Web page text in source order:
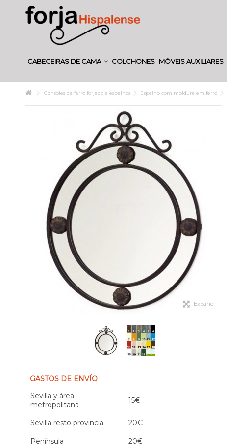
CABECEIRAS DE CAMA COLCHONES MÓVEIS AUXILIARES
Consoles de ferro forjado e espelhos Espelho com moldura em ferro
Expand
GASTOS DE ENVÍO
Sevilla y área
metropolitana
15€
Sevilla resto provincia 20€
Península 20€